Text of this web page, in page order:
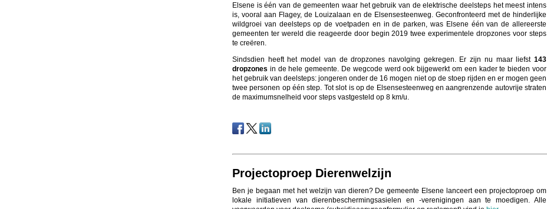
Elsene is één van de gemeenten waar het gebruik van de elektrische deelsteps het meest intens
is, vooral aan Flagey, de Louizalaan en de Elsensesteenweg. Geconfronteerd met de hinderlijke
wildgroei van deelsteps op de voetpaden en in de parken, was Elsene één van de allereerste
gemeenten ter wereld die reageerde door begin 2019 twee experimentele dropzones voor steps
te creëren.
Sindsdien heeft het model van de dropzones navolging gekregen. Er zijn nu maar liefst 143
dropzones in de hele gemeente. De wegcode werd ook bijgewerkt om een kader te bieden voor
het gebruik van deelsteps: jongeren onder de 16 mogen niet op de stoep rijden en er mogen geen
twee personen op één step. Tot slot is op de Elsensesteenweg en aangrenzende autovrije straten
de maximumsnelheid voor steps vastgesteld op 8 km/u.
Projectoproep Dierenwelzijn
Ben je begaan met het welzijn van dieren? De gemeente Elsene lanceert een projectoproep om
lokale initiatieven van dierenbeschermingsasielen en -verenigingen aan te moedigen. Alle